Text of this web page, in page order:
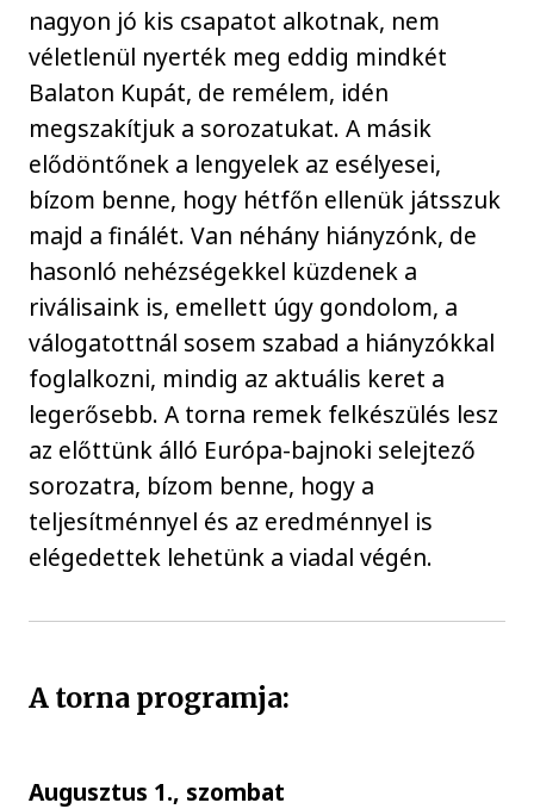
nagyon jó kis csapatot alkotnak, nem
véletlenül nyerték meg eddig mindkét
Balaton Kupát, de remélem, idén
megszakítjuk a sorozatukat. A másik
elődöntőnek a lengyelek az esélyesei,
bízom benne, hogy hétfőn ellenük játsszuk
majd a finálét. Van néhány hiányzónk, de
hasonló nehézségekkel küzdenek a
riválisaink is, emellett úgy gondolom, a
válogatottnál sosem szabad a hiányzókkal
foglalkozni, mindig az aktuális keret a
legerősebb. A torna remek felkészülés lesz
az előttünk álló Európa-bajnoki selejtező
sorozatra, bízom benne, hogy a
teljesítménnyel és az eredménnyel is
elégedettek lehetünk a viadal végén.
A torna programja:
Augusztus 1., szombat